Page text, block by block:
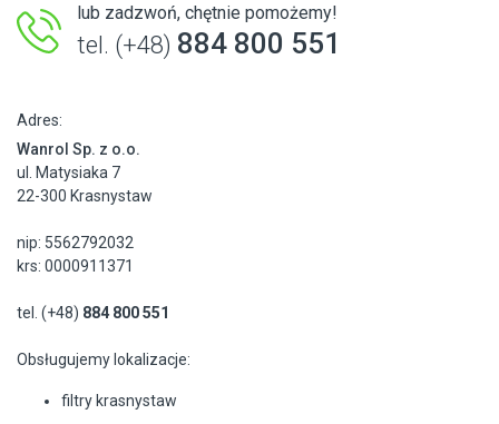
lub zadzwoń, chętnie pomożemy!
tel. (+48) 884 800 551
Adres:
Wanrol Sp. z o.o.
ul. Matysiaka 7
22-300 Krasnystaw
nip: 5562792032
krs: 0000911371
tel. (+48) 884 800 551
Obsługujemy lokalizacje:
filtry krasnystaw